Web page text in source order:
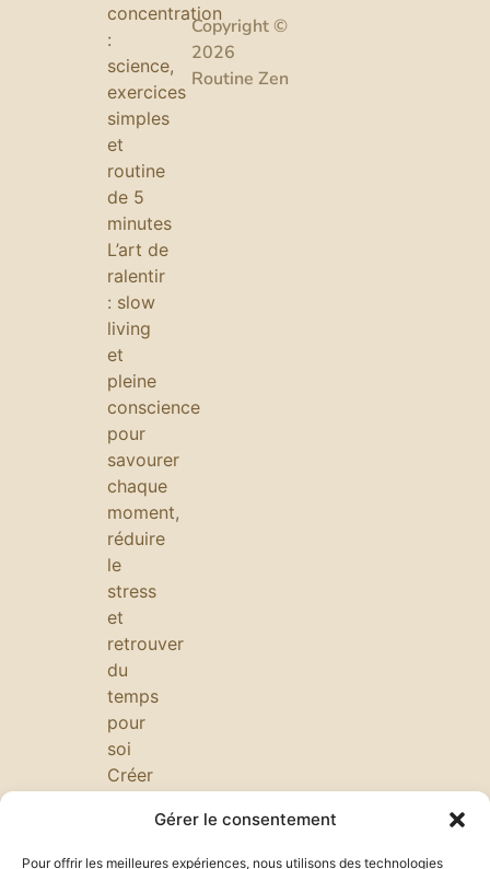
Gérer le consentement
Pour offrir les meilleures expériences, nous utilisons des technologies
concentration
:
science,
exercices
simples
et
routine
de 5
minutes
L’art de
ralentir
: slow
living
et
pleine
conscience
pour
savourer
chaque
moment,
réduire
le
stress
et
retrouver
du
temps
pour
soi
Créer
ambiance
calme
Copyright ©
2026
Routine Zen